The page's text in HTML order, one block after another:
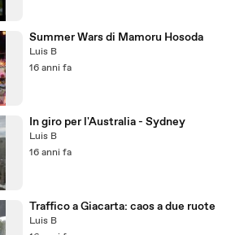
Summer Wars di Mamoru Hosoda
Luis B
16 anni fa
In giro per l'Australia - Sydney
Luis B
16 anni fa
Traffico a Giacarta: caos a due ruote
Luis B